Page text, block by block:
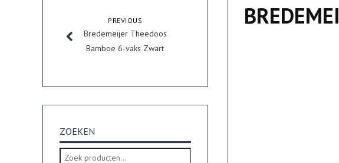
PREVIOUS
Bredemeijer Theedoos
Bamboe 6-vaks Zwart
ZOEKEN
Zoeken
naar: